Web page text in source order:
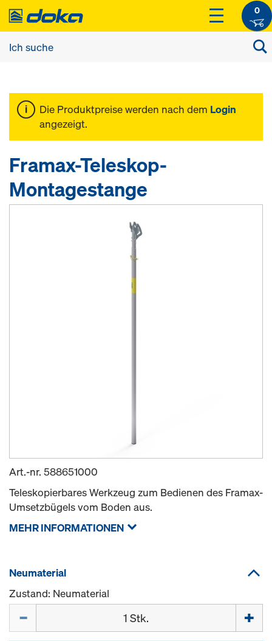
0
Die Produktpreise werden nach dem Login
angezeigt.
Framax-Teleskop-
Montagestange
Art.-nr. 588651000
Teleskopierbares Werkzeug zum Bedienen des Framax-
Umsetzbügels vom Boden aus.
MEHR INFORMATIONEN
Neumaterial
Zustand: Neumaterial